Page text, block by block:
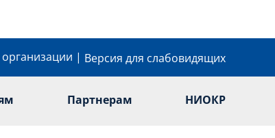
| Версия для слабовидящих
Партнерам НИОКР